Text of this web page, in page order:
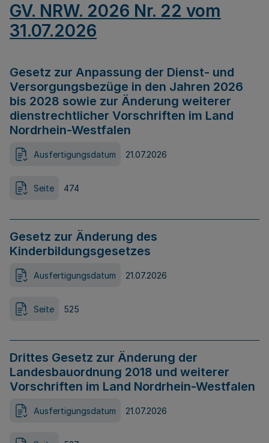
GV. NRW. 2026 Nr. 22 vom
31.07.2026
Gesetz zur Anpassung der Dienst- und
Versorgungsbezüge in den Jahren 2026
bis 2028 sowie zur Änderung weiterer
dienstrechtlicher Vorschriften im Land
Nordrhein-Westfalen
Ausfertigungsdatum 21.07.2026
Seite 474
Gesetz zur Änderung des
Kinderbildungsgesetzes
Ausfertigungsdatum 21.07.2026
Seite 525
Drittes Gesetz zur Änderung der
Landesbauordnung 2018 und weiterer
Vorschriften im Land Nordrhein-Westfalen
Ausfertigungsdatum 21.07.2026